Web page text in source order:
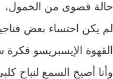
حالة قصوى من الخمول،
لم يكن احتساء بعض
القهوة الإيسبريسو فكرة
وأنا أصيخ السمع لنباح